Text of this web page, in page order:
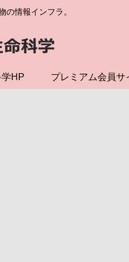
の情報インフラ。
HP プレミアム会員サ